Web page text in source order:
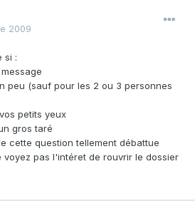
2009
si :
peu (sauf pour les 2 ou 3 personnes
petits yeux
gros taré
cette question tellement débattue
voyez pas l'intéret de rouvrir le dossier